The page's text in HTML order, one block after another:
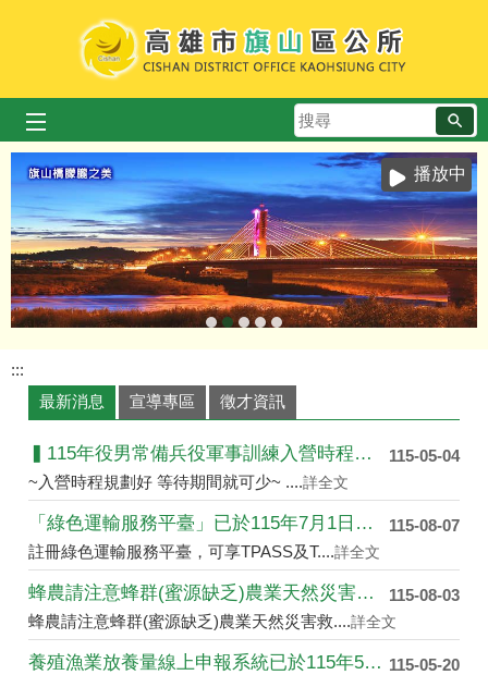
跳到主要內容區塊
搜
尋
播放中
:::
最新消息
宣導專區 徵才資訊
115-05-04
▍115年役男常備兵役軍事訓練入營時程申請 ▍
~入營時程規劃好 等待期間就可少~ ....詳全文
115-08-07
「綠色運輸服務平臺」已於115年7月1日上線提供服....
註冊綠色運輸服務平臺，可享TPASS及T....詳全文
115-08-03
蜂農請注意蜂群(蜜源缺乏)農業天然災害救助開始受理....
蜂農請注意蜂群(蜜源缺乏)農業天然災害救....詳全文
115-05-20
養殖漁業放養量線上申報系統已於115年5月4日於農....